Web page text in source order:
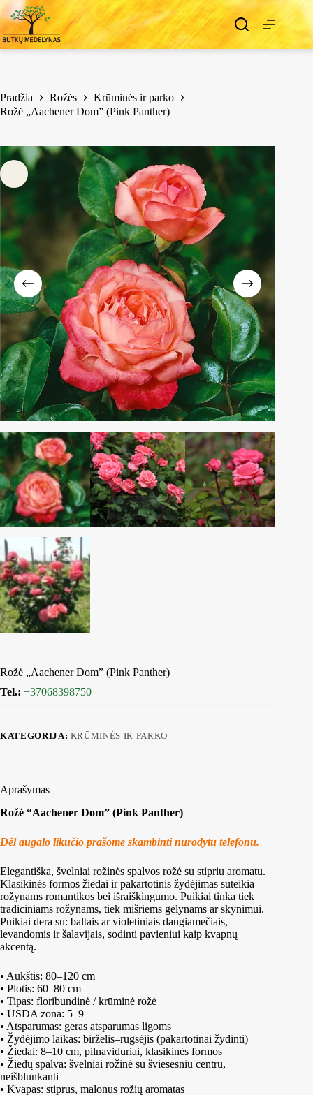
Pradžia Rožės
Krūminės ir parko
Rožė „Aachener Dom” (Pink Panther)
Rožė „Aachener Dom” (Pink Panther)
Tel.: +37068398750
KATEGORIJA: KRŪMINĖS IR PARKO
Aprašymas
Rožė “Aachener Dom” (Pink Panther)
Dėl augalo likučio prašome skambinti nurodytu telefonu.
Elegantiška, švelniai rožinės spalvos rožė su stipriu aromatu.
Klasikinės formos žiedai ir pakartotinis žydėjimas suteikia
rožynams romantikos bei išraiškingumo. Puikiai tinka tiek
tradiciniams rožynams, tiek mišriems gėlynams ar skynimui.
Puikiai dera su: baltais ar violetiniais daugiamečiais,
levandomis ir šalavijais, sodinti pavieniui kaip kvapnų
akcentą.
• Aukštis: 80–120 cm
• Plotis: 60–80 cm
• Tipas: floribundinė / krūminė rožė
• USDA zona: 5–9
• Atsparumas: geras atsparumas ligoms
• Žydėjimo laikas: birželis–rugsėjis (pakartotinai žydinti)
• Žiedai: 8–10 cm, pilnaviduriai, klasikinės formos
• Žiedų spalva: švelniai rožinė su šviesesniu centru,
neišblunkanti
• Kvapas: stiprus, malonus rožių aromatas